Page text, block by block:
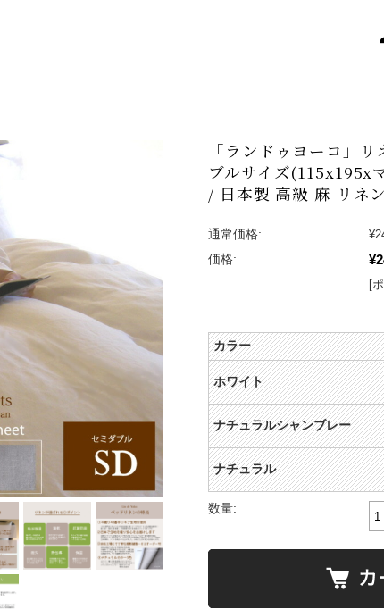
「ランドゥヨーコ」
ブルサイズ(115x195x
/ 日本製 高級 麻 リネ
通常価格:
価格:
[
カラー
ホワイト
ナチュラルシャンブレー
ナチュラル
数量: